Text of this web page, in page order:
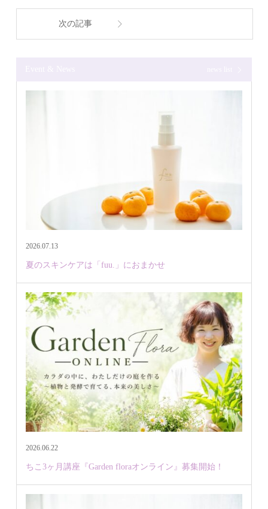
次の記事
2026.07.13
夏のスキンケアは「fuu.」におまかせ
2026.06.22
ちこ3ヶ月講座『Garden floraオンライン』募集開始！